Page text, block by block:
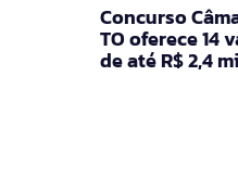
Concurso
TO oferece 14
de até R$ 2,4